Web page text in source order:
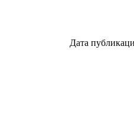
Дата